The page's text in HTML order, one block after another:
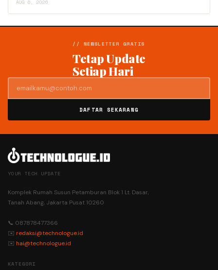
AUG 6, 2026
// NEWSLETTER GRATIS
Tetap Update
Setiap Hari
DAFTAR SEKARANG
YOUR TECH UPDATE
Komplek Rumah Susun Petamburan Blok 1 Lt. Dasar,
Tanah Abang, Jakarta Pusat 10260
📞 087878477366
✉️ redaksi@technologue.id
✉️ hai@technologue.id
KATEGORI